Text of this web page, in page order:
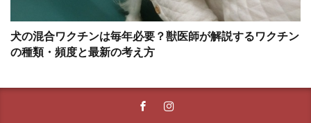
マウンティング
マズル
マズルコントロール
マダニ
マッサージ
マテ
マナー
マナーウェア
マンション暮らし
犬の混合ワクチンは毎年必要？獣医師が解説するワクチン
の種類・頻度と最新の考え方